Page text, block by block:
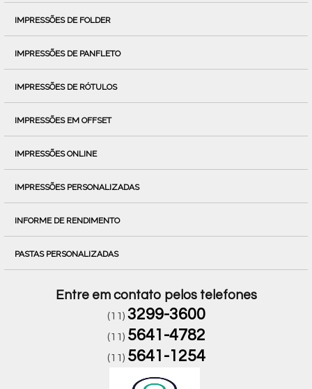
IMPRESSÕES DE FOLDER
IMPRESSÕES DE PANFLETO
IMPRESSÕES DE RÓTULOS
IMPRESSÕES EM OFFSET
IMPRESSÕES ONLINE
IMPRESSÕES PERSONALIZADAS
INFORME DE RENDIMENTO
PASTAS PERSONALIZADAS
Entre em contato pelos telefones
(11) 3299-3600
(11) 5641-4782
(11) 5641-1254